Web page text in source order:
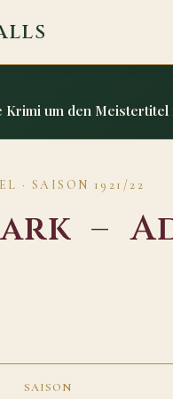
Krimi um den Meistertitel
· SAISON 1921/22
–
SAISON